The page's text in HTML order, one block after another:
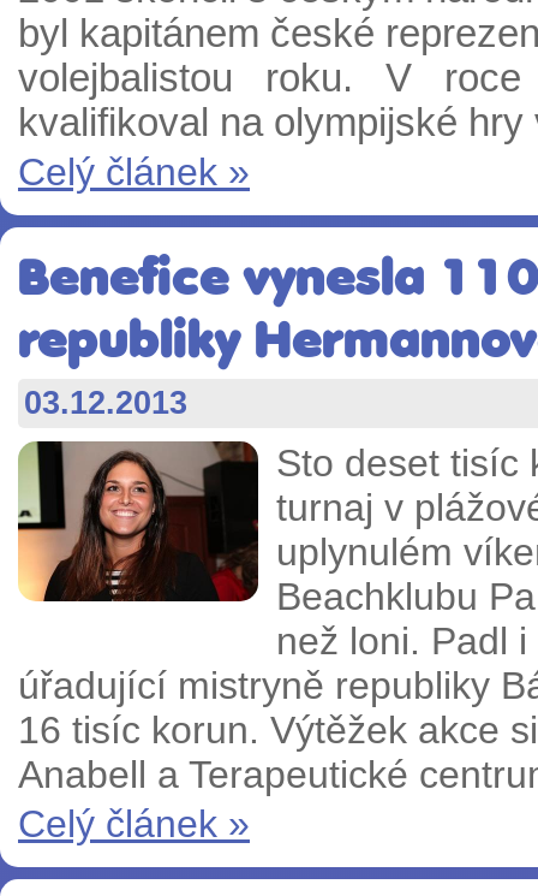
byl kapitánem české
volejbalistou roku. V
kvalifikoval na olympijské
Celý článek »
Benefice vynesla
republiky
03.12.2013
Sto deset tisíc
turnaj v
uplynulém
Beachklubu
než loni. Padl
úřadující mistryně republiky
16 tisíc korun. Výtěžek akce
Anabell a Terapeutické
Celý článek »